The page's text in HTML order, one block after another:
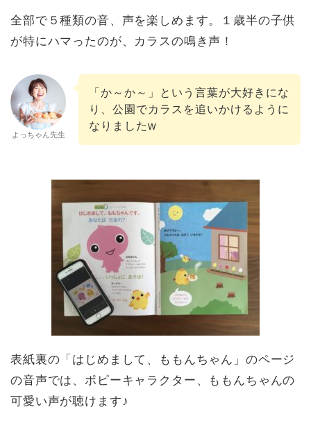
全部で５種類の音、声を楽しめます。１歳半の子供
が特にハマったのが、カラスの鳴き声！
よっちゃん先生
「か～か～」という言葉が大好きにな
り、公園でカラスを追いかけるように
なりましたw
表紙裏の「はじめまして、ももんちゃん」のページ
の音声では、ポピーキャラクター、ももんちゃんの
可愛い声が聴けます♪